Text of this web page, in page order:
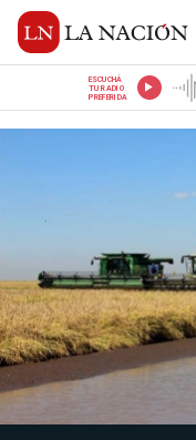
ESCUCHÁ
TU RADIO
PREFERIDA